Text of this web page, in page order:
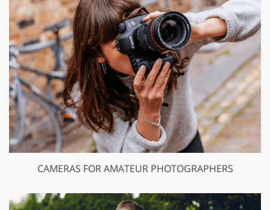
CAMERAS FOR AMATEUR PHOTOGRAPHERS